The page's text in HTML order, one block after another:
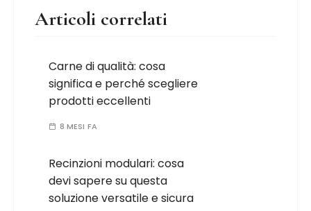
Articoli correlati
Carne di qualità: cosa
significa e perché scegliere
prodotti eccellenti
8 MESI FA
Recinzioni modulari: cosa
devi sapere su questa
soluzione versatile e sicura